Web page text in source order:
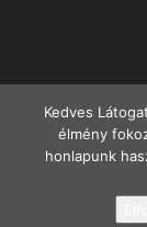
©
Kedves
élmény
honlapunk